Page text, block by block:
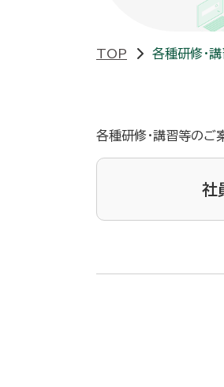
TOP 各種研修・
各種研修・講習等のご
社